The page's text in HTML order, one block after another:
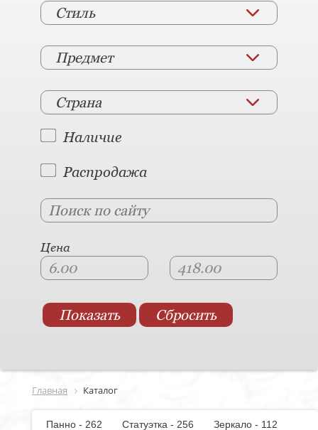
Стиль
Предмет
Страна
Наличие
Распродажа
Цена
Главная Каталог
Панно - 262 Статуэтка - 256
Зеркало - 112